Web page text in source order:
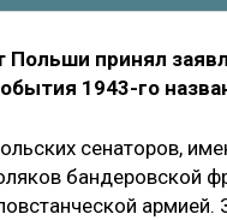
Польши принял
1943-го
сенаторов,
бандеровской
армией.